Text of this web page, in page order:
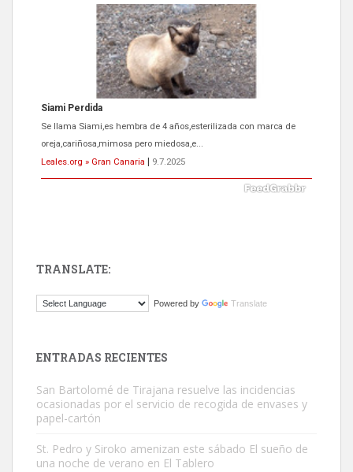
Siami Perdida
Se llama Siami,es hembra de 4 años,esterilizada con marca de
oreja,cariñosa,mimosa pero miedosa,e...
Leales.org » Gran Canaria
9.7.2025
El ayuntamiento se va a llevar a Los Gatos callejeros de la zona los
TRANSLATE:
Powered by Translate
ENTRADAS RECIENTES
San Bartolomé de Tirajana resuelve las incidencias
ocasionadas por el servicio de recogida de envases y
papel-cartón
St. Pedro y Siroko amenizan este sábado El sueño de
una noche de verano en El Tablero